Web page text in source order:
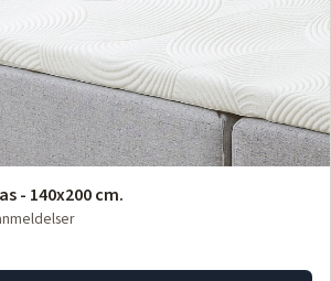
- 140x200 cm.